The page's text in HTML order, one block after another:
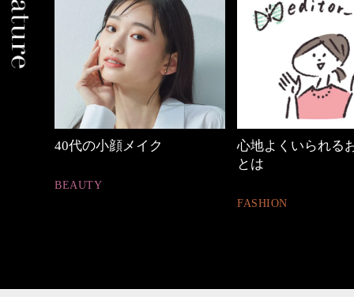
40代の小顔メイク
BEAUTY
心地よくいられる
とは
FASHION